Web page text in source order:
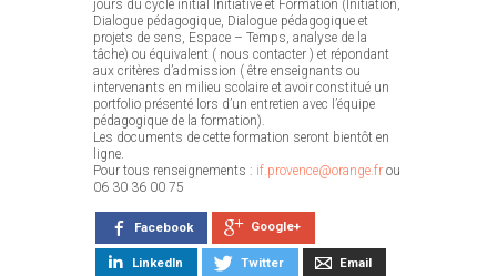
jours du cycle initial Initiative et Formation (Initiation,
Dialogue pédagogique, Dialogue pédagogique et
projets de sens, Espace – Temps, analyse de la
tâche) ou équivalent ( nous contacter ) et répondant
aux critères d’admission ( être enseignants ou
intervenants en milieu scolaire et avoir constitué un
portfolio présenté lors d’un entretien avec l’équipe
pédagogique de la formation).
Les documents de cette formation seront bientôt en
ligne.
Pour tous renseignements : if.provence@orange.fr ou
06 30 36 00 75
Facebook Google+
LinkedIn Twitter Email